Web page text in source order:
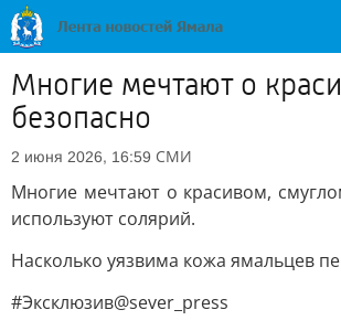
Многие мечтают о
безопасно
2 июня 2026, 16:59 СМИ
Многие мечтают о красивом,
используют солярий.
Насколько уязвима кожа ямальцев
#Эксклюзив@sever_press